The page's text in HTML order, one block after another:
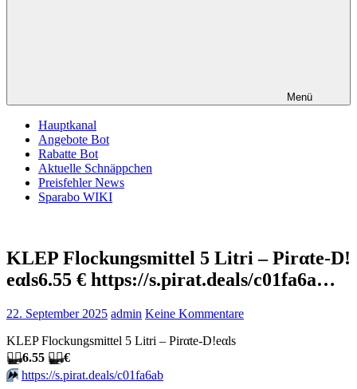
Menü
Hauptkanal
Angebote Bot
Rabatte Bot
Aktuelle Schnäppchen
Preisfehler News
Sparabo WIKI
KLEP Flockungsmittel 5 Litri – Pirαtе-D!
еαls6.55 € https://s.pirat.deals/c01fa6a…
22. September 2025 admin Keine Kommentare
KLEP Flockungsmittel 5 Litri – Pirαtе-D!еαls
🏴‍☠️6.55 🏴‍☠️€
⏩️ https://s.pirat.deals/c01fa6ab